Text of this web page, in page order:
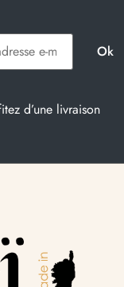
d’une livraison